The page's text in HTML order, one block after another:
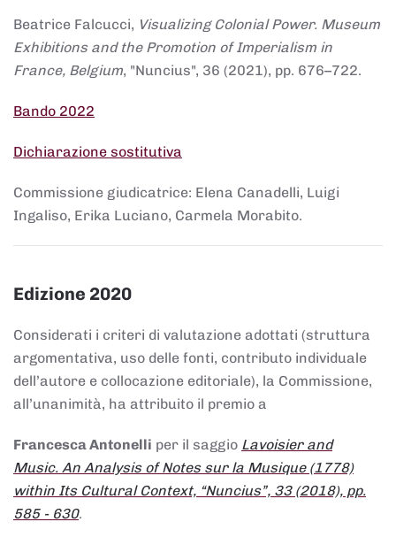
Beatrice Falcucci, Visualizing Colonial Power. Museum
Exhibitions and the Promotion of Imperialism in
France, Belgium, "Nuncius", 36 (2021), pp. 676–722.
Bando 2022
Dichiarazione sostitutiva
Commissione giudicatrice: Elena Canadelli, Luigi
Ingaliso, Erika Luciano, Carmela Morabito.
Edizione 2020
Considerati i criteri di valutazione adottati (struttura
argomentativa, uso delle fonti, contributo individuale
dell’autore e collocazione editoriale), la Commissione,
all’unanimità, ha attribuito il premio a
Francesca Antonelli per il saggio Lavoisier and
Music. An Analysis of Notes sur la Musique (1778)
within Its Cultural Context, “Nuncius”, 33 (2018), pp.
585 - 630.